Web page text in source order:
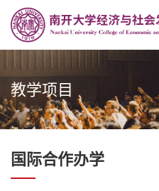
教学项目
国际合作办学